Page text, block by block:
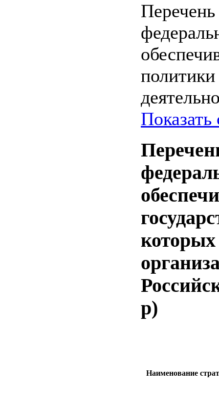
Перечень
Показать
которых
р)
Наименование